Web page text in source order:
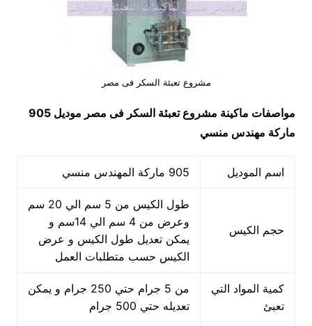
مشروع تعبئة السكر فى مصر
مواصفات ماكينة مشروع تعبئة السكر فى مصر
موديل 905
ماركة مهندس منسي
اسم الموديل 905 ماركة المهندس منسي
حجم الكيس
طول الكيس من 5 سم الي 20 سم
وعرض من 4 سم الي 14سم و
يمكن تعديل طول الكيس و عرض
الكيس حسب متطلبات العمل
كمية المواد التي
تعبئ
من 5 جرام حتي 250 جرام و يمكن
تعديله حتي 500 جرام